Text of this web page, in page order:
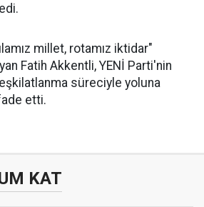
millet, rotamız iktidar"
Fatih Akkentli, YENİ Parti'nin
süreciyle yoluna
etti.
KAT